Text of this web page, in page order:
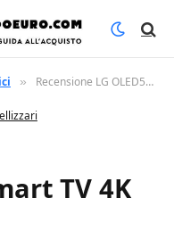
» Recensione LG OLED55B26LA Smart TV 4K 55
TV 4K